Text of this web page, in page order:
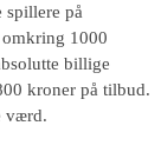
spillere på
1000
billige
kroner på tilbud.
værd.